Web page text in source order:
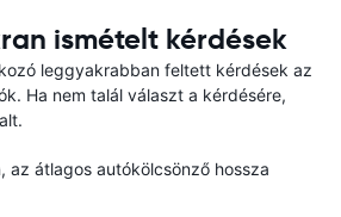
ismételt kérdések
leggyakrabban feltett kérdések az
Ha nem talál választ a kérdésére,
az átlagos autókölcsönző hossza